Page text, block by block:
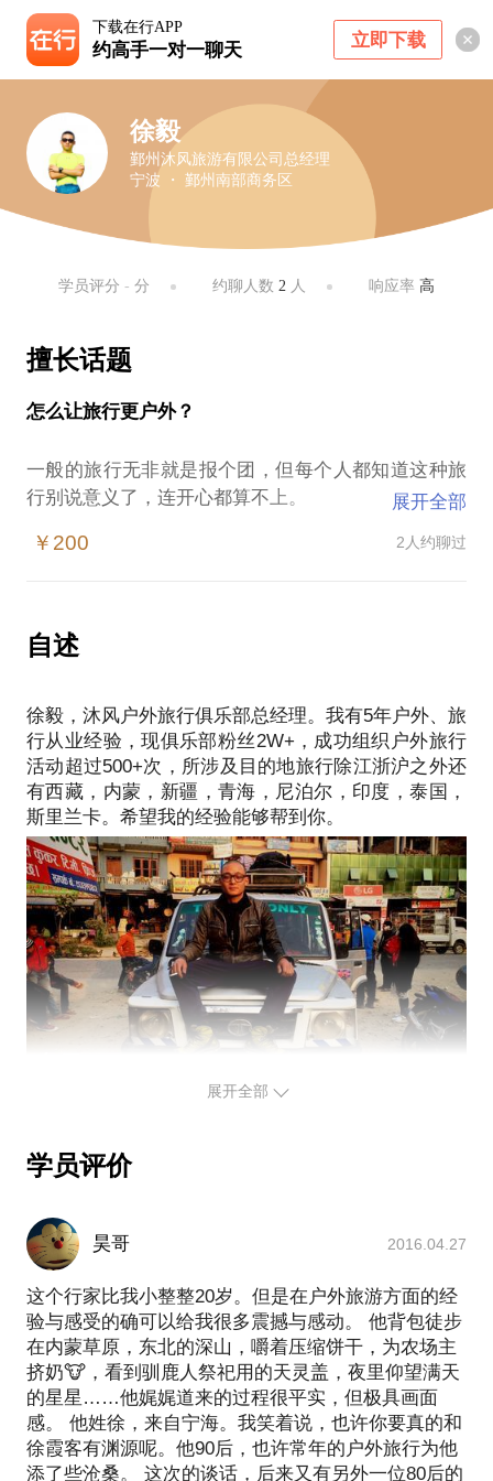
下载在行APP
约高手一对一聊天 立即下载
徐毅
鄞州沐风旅游有限公司总经理
宁波 ・ 鄞州南部商务区
学员评分 - 分 约聊人数 2 人 响应率高
擅长话题
怎么让旅行更户外？
一般的旅行无非就是报个团，但每个人都知道这种旅
行别说意义了，连开心都算不上。
义为一个套餐，常规化、模式化、虽不枯燥却也禁
旅行不应该只是旅行社，而应该更户外，随心而动，
我可以在布达拉宫晒上一下午的太阳，去阿拉善找到
我告诉你怎么玩儿，把你的玩法灌注一个灵魂。
现在我能给你解决的目的地旅行（江浙沪周边，西
藏，内蒙，青海，东北，阿拉善等国外：东南亚，尼
泊尔，越南）我在沐风户外旅行俱乐部担任总经理，
曾三进三出西藏阿里南北中线，阿拉善，腾格里，额
济纳，内蒙古，新疆等各地已去不下10次。相信在旅
行、户外方面，能为你提供帮助。
愿意与你交流的内容包括：
户外专业知识；
目的地旅行分享；
拍摄旅行照片；
深度游经验。
PS.在选择与我见面前，请把你的问题更具体化。毕
题提前发给我，方便我做更精细的准备，提升见面效
展开全部
￥200 2人约聊过
自述
徐毅，沐风户外旅行俱乐部总经理。我有5年户外、旅
行从业经验，现俱乐部粉丝2W+，成功组织户外旅行
活动超过500+次，所涉及目的地旅行除江浙沪之外还
有西藏，内蒙，新疆，青海，尼泊尔，印度，泰国，
展开全部
学员评价
昊哥 2016.04.27
这个行家比我小整整20岁。但是在户外旅游方面的经
验与感受的确可以给我很多震撼与感动。 他背包徒步
在内蒙草原，东北的深山，嚼着压缩饼干，为农场主
挤奶🐮，看到驯鹿人祭祀用的天灵盖，夜里仰望满天
的星星……他娓娓道来的过程很平实，但极具画面
感。 他姓徐，来自宁海。我笑着说，也许你要真的和
徐霞客有渊源呢。他90后，也许常年的户外旅行为他
添了些沧桑。 这次的谈话，后来又有另外一位80后的